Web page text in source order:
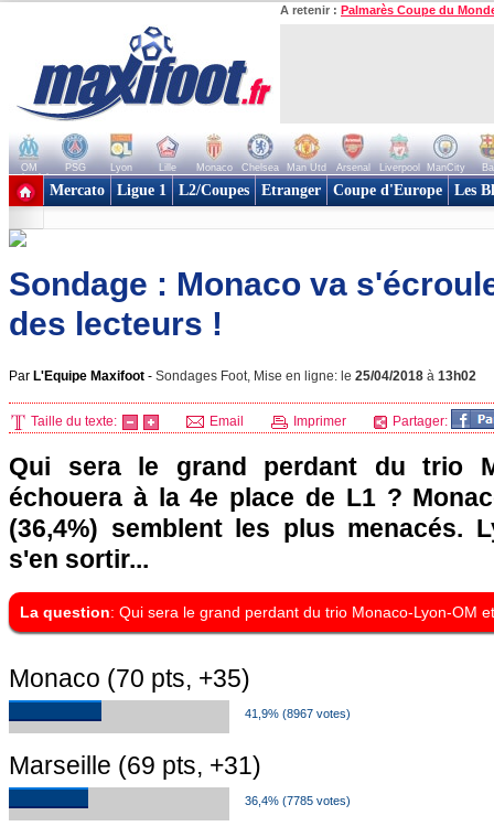
A retenir : Palmarès Coupe du
OM PSG Lyon Lille Monaco Chelsea Man Utd Arsenal Liverpool ManCity
+ de clubs
Mercato Ligue 1 L2/Coupes Etranger Coupe d'Europe Les
Sondage : Monaco va
des lecteurs !
Par L'Equipe Maxifoot - Sondages Foot, Mise en ligne: le 25/04/2018 à 13h02
Taille du texte: Email Imprimer Partager:
Qui sera le grand perdant du trio
échouera à la 4e place de L1 ?
(36,4%) semblent les plus menacés.
s'en sortir...
La question: Qui sera le grand perdant du trio Monaco-Lyon-OM
Monaco (70 pts, +35)
41,9% (8967 votes)
Marseille (69 pts, +31)
36,4% (7785 votes)